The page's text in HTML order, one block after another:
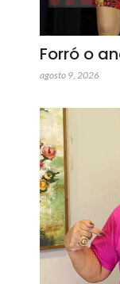
Forró o
agosto 9, 2026